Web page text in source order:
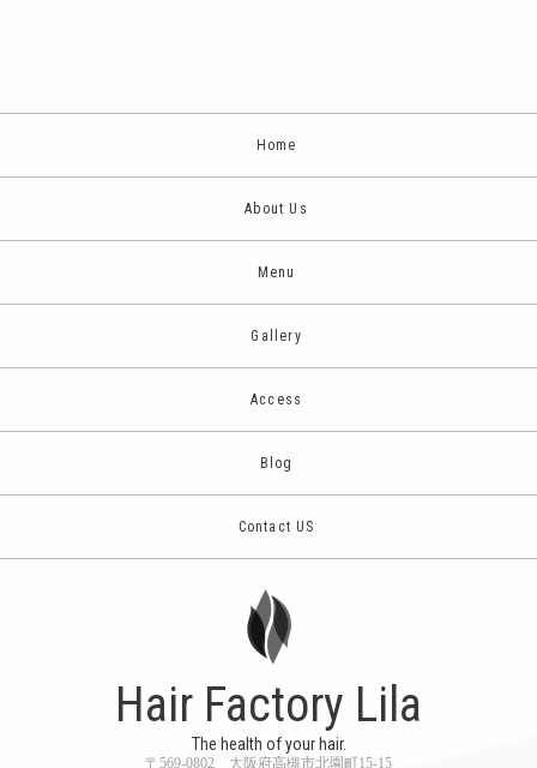
Home
About Us
Menu
Gallery
Access
Blog
Contact US
Hair Factory Lila
The health of your hair.
〒569-0802 大阪府高槻市北園町15-15